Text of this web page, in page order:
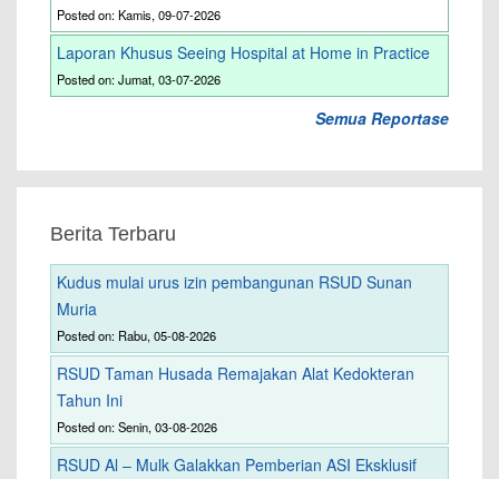
Posted on: Kamis, 09-07-2026
Laporan Khusus Seeing Hospital at Home in Practice
Posted on: Jumat, 03-07-2026
Semua Reportase
Berita Terbaru
Kudus mulai urus izin pembangunan RSUD Sunan
Muria
Posted on: Rabu, 05-08-2026
RSUD Taman Husada Remajakan Alat Kedokteran
Tahun Ini
Posted on: Senin, 03-08-2026
RSUD Al – Mulk Galakkan Pemberian ASI Eksklusif